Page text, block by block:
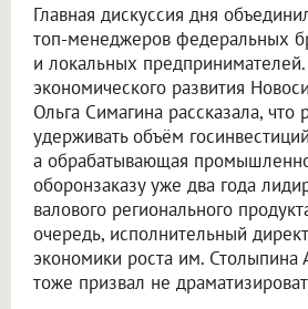
Главная дискуссия дня
топ-менеджеров федеральных
и локальных
экономического развития
Ольга Симагина рассказала, что
удерживать объём
а обрабатывающая
оборонзаказу уже два года
валового регионального
очередь, исполнительный
экономики роста им. Столыпина
тоже призвал не